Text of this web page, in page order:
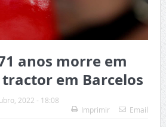
anos morre em
em Barcelos
2022 - 18:08
Imprimir
Email